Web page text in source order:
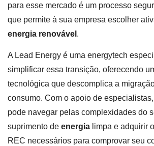
para esse mercado é um processo
que permite à sua empresa escolher
energia renovável .
A Lead Energy é uma energytech
simplificar essa transição, oferecendo
tecnológica que descomplica a
consumo. Com o apoio de
pode navegar pelas complexidades do
suprimento de energia limpa e adquirir
REC necessários para comprovar seu